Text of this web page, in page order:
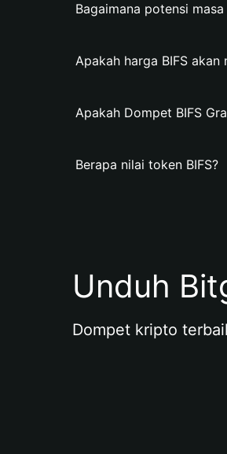
Bagaimana potensi masa
Apakah harga BIFS akan
Apakah Dompet BIFS
Berapa nilai token BIFS?
Unduh
Dompet kripto